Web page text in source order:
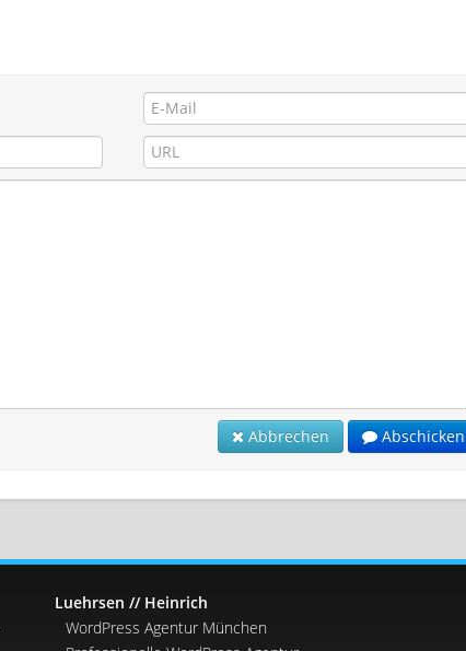
Abbrechen Abschicken
Luehrsen // Heinrich
WordPress Agentur München